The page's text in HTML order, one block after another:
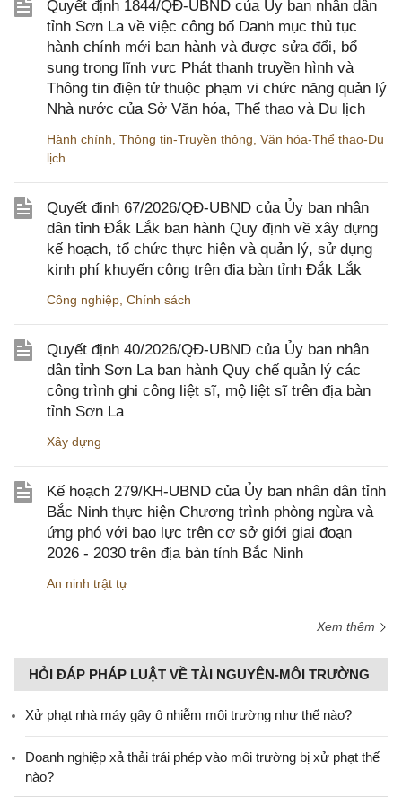
Quyết định 1844/QĐ-UBND của Ủy ban nhân dân
tỉnh Sơn La về việc công bố Danh mục thủ tục
hành chính mới ban hành và được sửa đổi, bổ
sung trong lĩnh vực Phát thanh truyền hình và
Thông tin điện tử thuộc phạm vi chức năng quản lý
Nhà nước của Sở Văn hóa, Thể thao và Du lịch
Hành chính Thông tin-Truyền thông Văn hóa-Thể thao-Du
lịch
Quyết định 67/2026/QĐ-UBND của Ủy ban nhân
dân tỉnh Đắk Lắk ban hành Quy định về xây dựng
kế hoạch, tổ chức thực hiện và quản lý, sử dụng
kinh phí khuyến công trên địa bàn tỉnh Đắk Lắk
Công nghiệp Chính sách
Quyết định 40/2026/QĐ-UBND của Ủy ban nhân
dân tỉnh Sơn La ban hành Quy chế quản lý các
công trình ghi công liệt sĩ, mộ liệt sĩ trên địa bàn
tỉnh Sơn La
Xây dựng
Kế hoạch 279/KH-UBND của Ủy ban nhân dân tỉnh
Bắc Ninh thực hiện Chương trình phòng ngừa và
ứng phó với bạo lực trên cơ sở giới giai đoạn
2026 - 2030 trên địa bàn tỉnh Bắc Ninh
An ninh trật tự
Xem thêm
HỎI ĐÁP PHÁP LUẬT VỀ TÀI NGUYÊN-MÔI TRƯỜNG
Xử phạt nhà máy gây ô nhiễm môi trường như thế nào?
Doanh nghiệp xả thải trái phép vào môi trường bị xử phạt thế
nào?